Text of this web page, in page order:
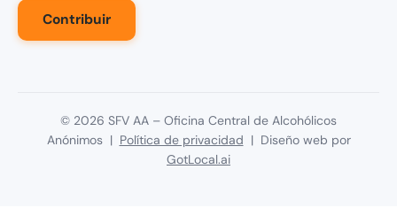
Contribuir
© 2026 SFV AA – Oficina Central de Alcohólicos
Anónimos | Política de privacidad | Diseño web por
GotLocal.ai